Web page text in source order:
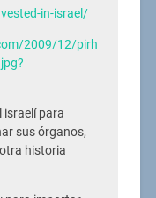
in-israel/
2009/12/pirh
israelí para
sus órganos,
historia